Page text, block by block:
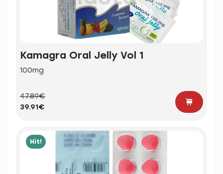
Kamagra Oral Jelly Vol 1
100mg
47.89€
39.91€
Hit!